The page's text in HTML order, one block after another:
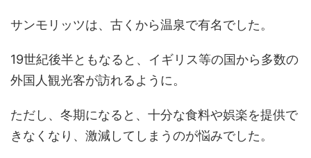
サンモリッツは、古くから温泉で有名でした。
19世紀後半ともなると、イギリス等の国から多数の
外国人観光客が訪れるように。
ただし、冬期になると、十分な食料や娯楽を提供で
きなくなり、激減してしまうのが悩みでした。